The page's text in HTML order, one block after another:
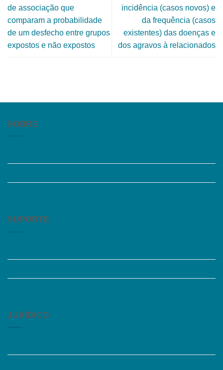
de associação que
comparam a probabilidade
de um desfecho entre grupos
expostos e não expostos
incidência (casos novos) e
da frequência (casos
existentes) das doenças e
dos agravos à relacionados
SOBRE
SUPORTE
JURÍDICO